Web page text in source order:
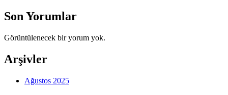
Son Yorumlar
Görüntülenecek bir yorum yok.
Arşivler
Ağustos 2025